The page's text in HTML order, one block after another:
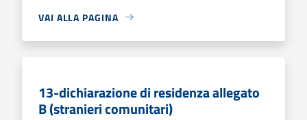
VAI ALLA PAGINA
13-dichiarazione di residenza allegato
B (stranieri comunitari)